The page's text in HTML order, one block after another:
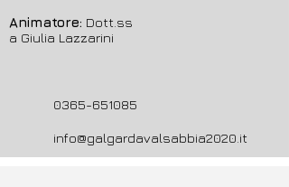
Animatore: Dott.ss
a Giulia Lazzarini
0365-651085
info@galgardavalsabbia2020.it